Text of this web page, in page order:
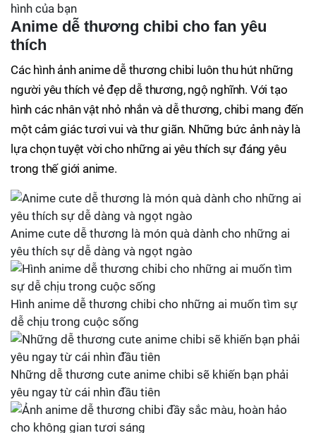
hình của bạn
Anime dễ thương chibi cho fan yêu
thích
Các hình ảnh anime dễ thương chibi luôn thu hút những
người yêu thích vẻ đẹp dễ thương, ngộ nghĩnh. Với tạo
hình các nhân vật nhỏ nhắn và dễ thương, chibi mang đến
một cảm giác tươi vui và thư giãn. Những bức ảnh này là
lựa chọn tuyệt vời cho những ai yêu thích sự đáng yêu
trong thế giới anime.
Anime cute dễ thương là món quà dành cho những ai
yêu thích sự dễ dàng và ngọt ngào
Hình anime dễ thương chibi cho những ai muốn tìm sự
dễ chịu trong cuộc sống
Những dễ thương cute anime chibi sẽ khiến bạn phải
yêu ngay từ cái nhìn đầu tiên